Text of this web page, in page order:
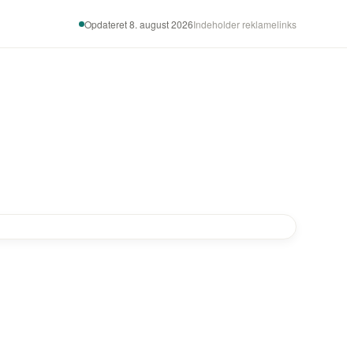
Opdateret 8. august 2026Indeholder reklamelinks
-20% -20%